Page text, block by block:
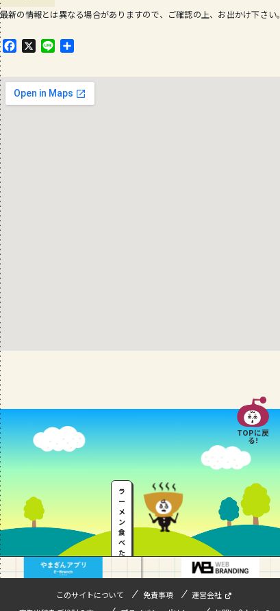
最新の情報とは異なる場合がありますので、ご確認の上、お出かけ下さい。
F
e
b
X
L
e
TOPに戻
る!
ラ
ー
メ
ン
食
べ
た
…
このサイトについて 免責事項
運営会社